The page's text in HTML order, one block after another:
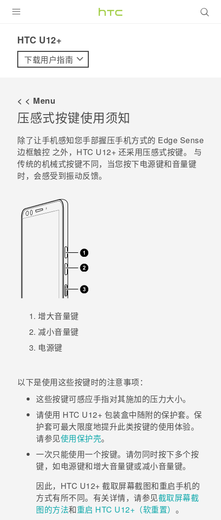
VIVE
支持帮助
在线客服
HTC U12+‎
下载用户指南
< < Menu
压感式按键使用须知
除了让手机感知您手部握压手机方式的 Edge Sense
边框触控 之外， HTC U12+ 还采用压感式按键。 与
传统的机械式按键不同，当您按下电源键和音量键
时，会感受到振动反馈。
增大音量键
减小音量键
电源键
以下是使用这些按键时的注意事项：
这些按键可感应手指对其施加的压力大小。
请使用 HTC U12+ 包装盒中随附的保护套。保
护套可最大限度地提升此类按键的使用体验。
请参见使用保护壳。
一次只能使用一个按键。请勿同时按下多个按
键，如电源键和增大音量键或减小音量键。
因此， HTC U12+ 截取屏幕截图和重启手机的
方式有所不同。有关详情，请参见截取屏幕截
图的方法和重启 HTC U12+ （软重置） 。